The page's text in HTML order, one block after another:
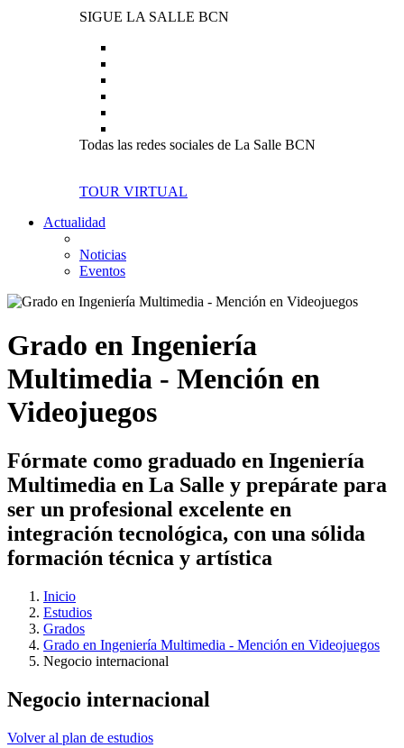
SIGUE LA SALLE BCN
Todas las redes sociales de La Salle BCN
TOUR VIRTUAL
Actualidad
Noticias
Eventos
Grado en Ingeniería
Multimedia - Mención en
Videojuegos
Fórmate como graduado en Ingeniería
Multimedia en La Salle y prepárate para
ser un profesional excelente en
integración tecnológica, con una sólida
formación técnica y artística
Inicio
Estudios
Grados
Grado en Ingeniería Multimedia - Mención en Videojuegos
Negocio internacional
Negocio internacional
Volver al plan de estudios